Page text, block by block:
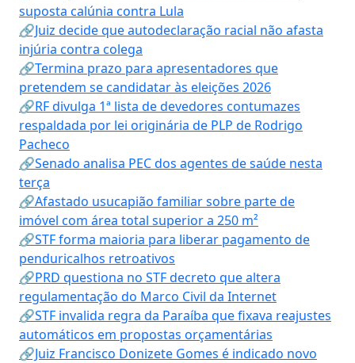
suposta calúnia contra Lula
🔗Juiz decide que autodeclaração racial não afasta
injúria contra colega
🔗Termina prazo para apresentadores que
pretendem se candidatar às eleições 2026
🔗RF divulga 1ª lista de devedores contumazes
respaldada por lei originária de PLP de Rodrigo
Pacheco
🔗Senado analisa PEC dos agentes de saúde nesta
terça
🔗Afastado usucapião familiar sobre parte de
imóvel com área total superior a 250 m²
🔗STF forma maioria para liberar pagamento de
penduricalhos retroativos
🔗PRD questiona no STF decreto que altera
regulamentação do Marco Civil da Internet
🔗STF invalida regra da Paraíba que fixava reajustes
automáticos em propostas orçamentárias
🔗Juiz Francisco Donizete Gomes é indicado novo